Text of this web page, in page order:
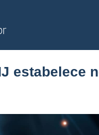
estabelece